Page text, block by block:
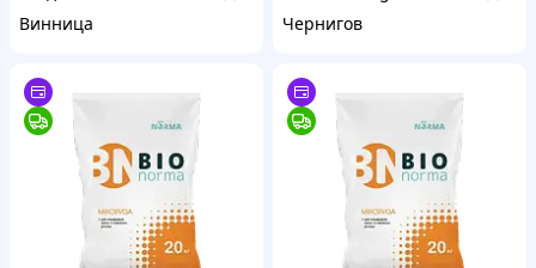
Винница
Чернигов